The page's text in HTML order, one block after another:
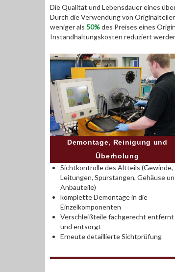
Die Qualität und Lebensdauer eines
Durch die Verwendung von
weniger als 50%des Preises eines
Instandhaltungskosten reduziert
Demontage, Reinigung und
Überholung
Sichtkontrolle des Altteils (Gewinde,
Leitungen, Spurstangen, Gehäuse
Anbauteile)
komplette Demontage in die
Einzelkomponenten
Verschleißteile fachgerecht entfernt
und entsorgt
Erneute detaillierte Sichtprüfung